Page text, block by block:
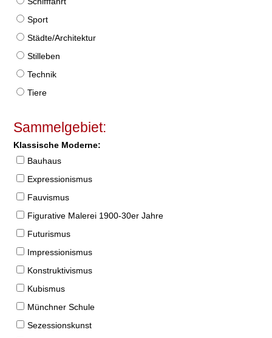
Sport
Städte/Architektur
Stilleben
Technik
Tiere
Sammelgebiet:
Klassische Moderne:
Bauhaus
Expressionismus
Fauvismus
Figurative Malerei 1900-30er Jahre
Futurismus
Impressionismus
Konstruktivismus
Kubismus
Münchner Schule
Sezessionskunst